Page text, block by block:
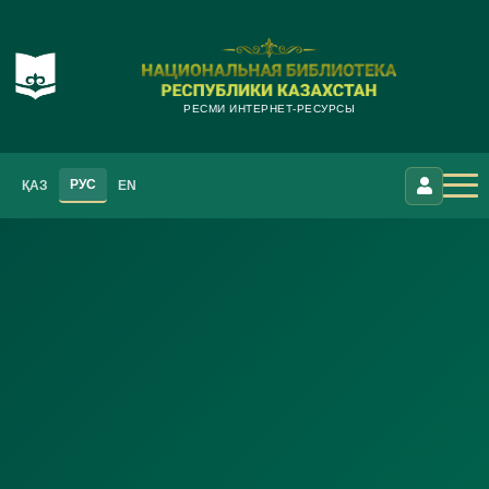
РЕСМИ ИНТЕРНЕТ-РЕСУРСЫ
ҚАЗ РУС EN